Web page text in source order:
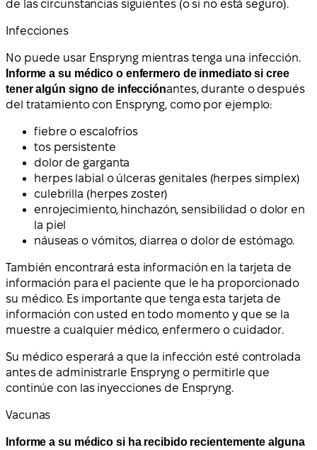
de las circunstancias siguientes (o si no está seguro).
Infecciones
No puede usar Enspryng mientras tenga una infección.
Informe a su médico o enfermero de inmediato si cree
tener algún signo de infecciónantes, durante o después
del tratamiento con Enspryng, como por ejemplo:
fiebre o escalofríos
tos persistente
dolor de garganta
herpes labial o úlceras genitales (herpes simplex)
culebrilla (herpes zoster)
enrojecimiento, hinchazón, sensibilidad o dolor en
la piel
náuseas o vómitos, diarrea o dolor de estómago.
También encontrará esta información en la tarjeta de
información para el paciente que le ha proporcionado
su médico. Es importante que tenga esta tarjeta de
información con usted en todo momento y que se la
muestre a cualquier médico, enfermero o cuidador.
Su médico esperará a que la infección esté controlada
antes de administrarle Enspryng o permitirle que
continúe con las inyecciones de Enspryng.
Vacunas
Informe a su médico si ha recibido recientemente alguna